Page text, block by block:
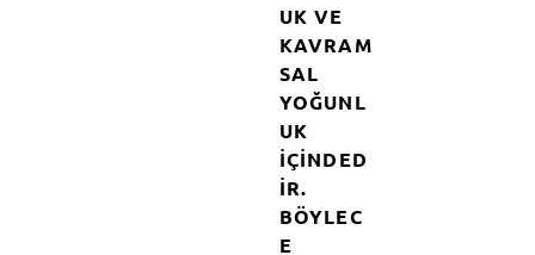
UK VE
KAVRAM
SAL
YOĞUNL
UK
IÇINDED
IR.
BÖYLEC
E